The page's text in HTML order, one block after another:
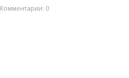
Комментарии: 0